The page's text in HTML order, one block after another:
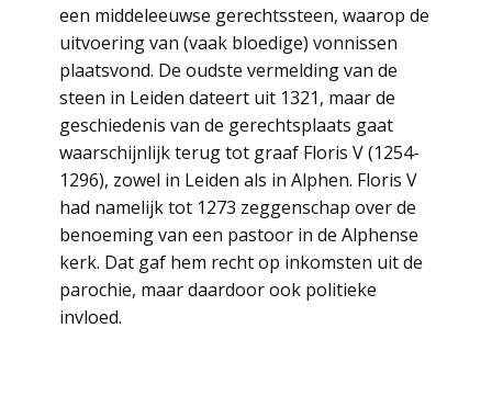
een middeleeuwse gerechtssteen, waarop de
uitvoering van (vaak bloedige) vonnissen
plaatsvond. De oudste vermelding van de
steen in Leiden dateert uit 1321, maar de
geschiedenis van de gerechtsplaats gaat
waarschijnlijk terug tot graaf Floris V (1254-
1296), zowel in Leiden als in Alphen. Floris V
had namelijk tot 1273 zeggenschap over de
benoeming van een pastoor in de Alphense
kerk. Dat gaf hem recht op inkomsten uit de
parochie, maar daardoor ook politieke
invloed.